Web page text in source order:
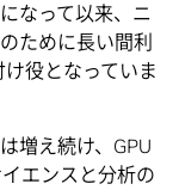
なって以来、ニ
ために長い間利
役となっていま
増え続け、GPU
エンスと分析の